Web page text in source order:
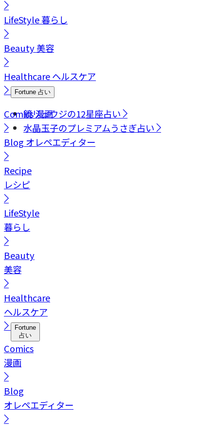
LifeStyle暮らし
Beauty美容
Healthcareヘルスケア
Fortune 占い
鏡リュウジの12星座占い
水晶玉子のプレミアムうさぎ占い
Comics漫画
Blog オレペエディター
Recipe
レシピ
LifeStyle
暮らし
Beauty
美容
Healthcare
ヘルスケア
Fortune
占い
Comics
漫画
Blog
オレペエディター